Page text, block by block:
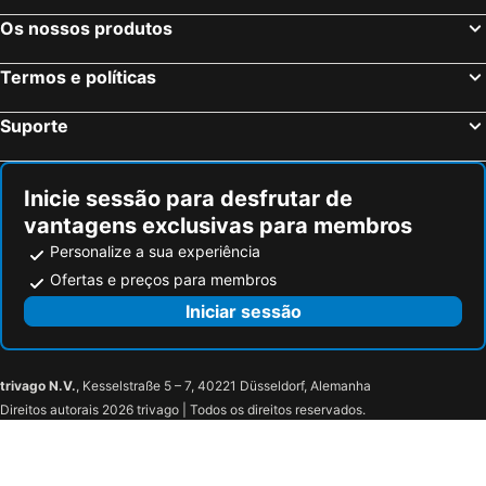
Os nossos produtos
Termos e políticas
Suporte
Inicie sessão para desfrutar de
vantagens exclusivas para membros
Personalize a sua experiência
Ofertas e preços para membros
Iniciar sessão
trivago N.V., Kesselstraße 5 – 7, 40221 Düsseldorf, Alemanha
Direitos autorais 2026 trivago | Todos os direitos reservados.